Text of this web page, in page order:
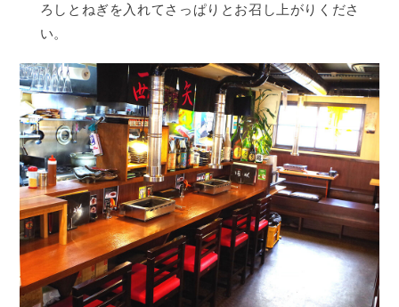
ろしとねぎを入れてさっぱりとお召し上がりくださ
い。